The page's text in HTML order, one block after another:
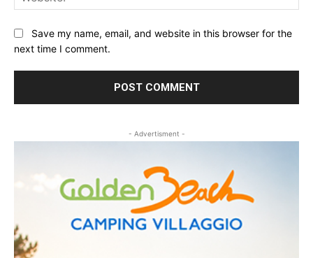
Save my name, email, and website in this browser for the
next time I comment.
- Advertisment -